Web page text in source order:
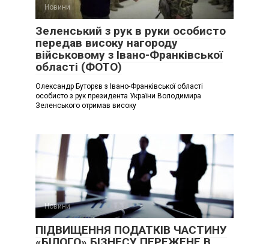
Новини
Зеленський з рук в руки особисто
передав високу нагороду
військовому з Івано-Франківської
області (ФОТО)
Олександр Буторєв з Івано-Франківської області
особисто з рук президента України Володимира
Зеленського отримав високу
Новини
ПІДВИЩЕННЯ ПОДАТКІВ ЧАСТИНУ